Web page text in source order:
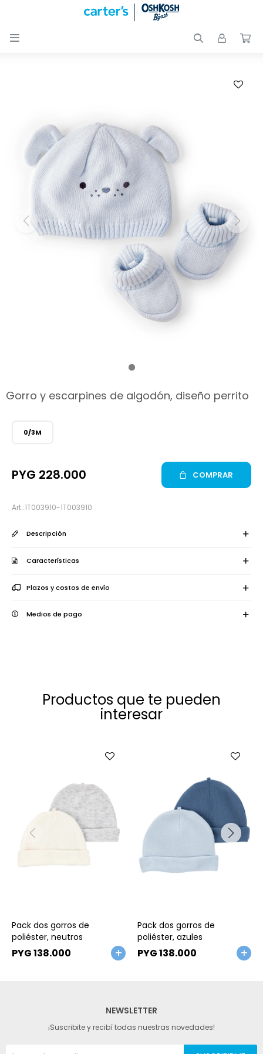

Gorro y escarpines de algodón, diseño perrito
1T003910-1T003910
0/3M
PYG 228.000 COMPRAR
Descripción
Características
Plazos y costos de envío
Medios de pago
Productos que te pueden
interesar
Pack dos gorros de
poliéster, neutros
PYG138.000
Pack dos gorros de
poliéster, azules
PYG138.000
NEWSLETTER
¡Suscribite y recibí todas nuestras novedades!
Nuevos
Peques
Calzado
Carter
OUTLET